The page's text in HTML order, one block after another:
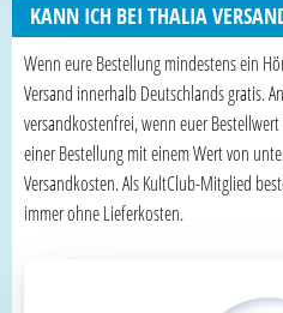
KANN ICH BEI THALIA
Wenn eure Bestellung mindestens ein
Versand innerhalb Deutschlands gratis.
versandkostenfrei, wenn euer
einer Bestellung mit einem Wert von
Versandkosten. Als KultClub-Mitglied
immer ohne Lieferkosten.